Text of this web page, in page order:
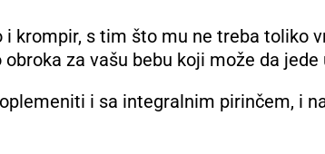
krompir, s tim što mu ne treba toliko
za vašu bebu koji može da jede
i sa integralnim pirinčem, i